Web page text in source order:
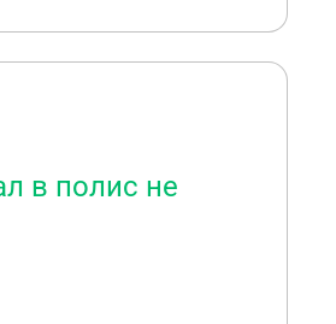
в полис не